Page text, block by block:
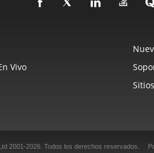
Vivo
2001-2026. Todos los derechos reservados.